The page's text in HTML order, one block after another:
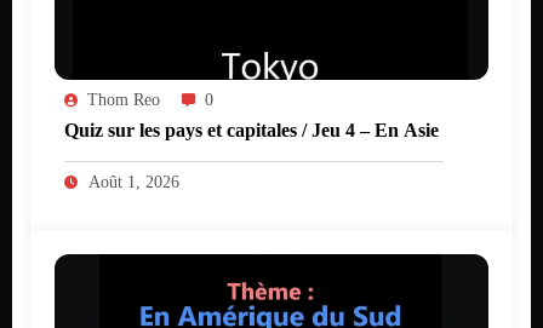
Thom Reo 0
Quiz sur les pays et capitales / Jeu 4 – En Asie
Août 1, 2026